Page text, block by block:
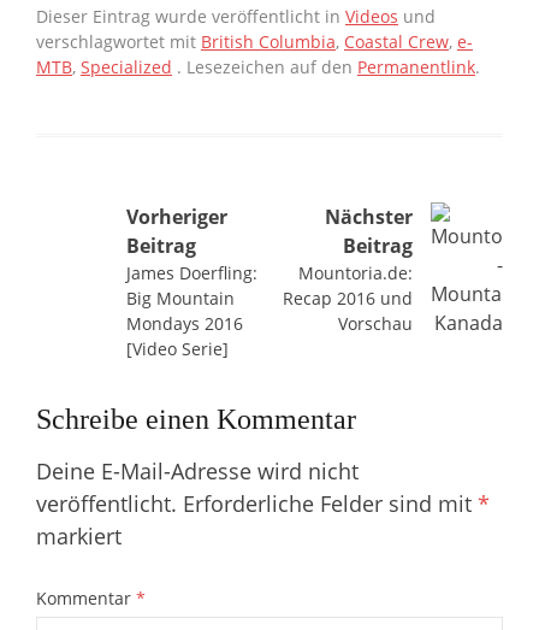
Kritik
Dieser Eintrag wurde veröffentlicht in Videos und
verschlagwortet mit British Columbia, Coastal Crew, e-
MTB, Specialized . Lesezeichen auf den Permanentlink.
Beitragsnavigation
Vorheriger
Beitrag
James Doerfling:
Big Mountain
Mondays 2016
[Video Serie]
Nächster
Beitrag
Mountoria.de:
Recap 2016 und
Vorschau
Schreibe einen Kommentar
Deine E-Mail-Adresse wird nicht
veröffentlicht. Erforderliche Felder sind mit *
markiert
Kommentar *